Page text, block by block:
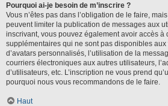
Pourquoi ai-je besoin de m’inscrire ?
Vous n’êtes pas dans l’obligation de le faire,
peuvent limiter la publication de messages aux
inscrivant, vous pouvez également avoir accès à
supplémentaires qui ne sont pas disponibles aux
d’avatars personnalisés, l’utilisation de la
courriers électroniques aux autres utilisateurs,
d’utilisateurs, etc. L’inscription ne vous prend
pourquoi nous vous recommandons de le faire.
Haut